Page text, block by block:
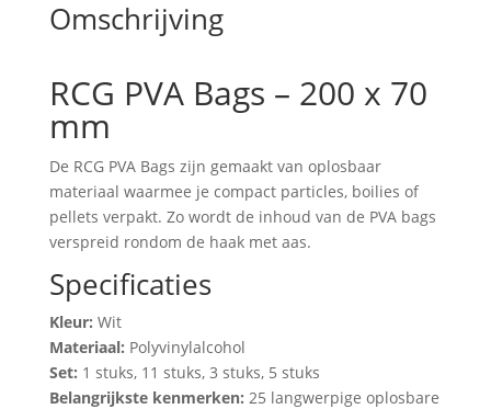
Omschrijving
RCG PVA Bags – 200 x 70
mm
De RCG PVA Bags zijn gemaakt van oplosbaar
materiaal waarmee je compact particles, boilies of
pellets verpakt. Zo wordt de inhoud van de PVA bags
verspreid rondom de haak met aas.
Specificaties
Kleur: Wit
Materiaal: Polyvinylalcohol
Set: 1 stuks, 11 stuks, 3 stuks, 5 stuks
Belangrijkste kenmerken: 25 langwerpige oplosbare